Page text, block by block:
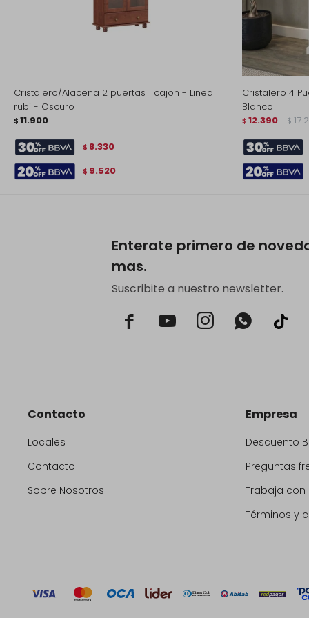
Cristalero/Alacena 2 puertas 1 cajon - Linea
rubi - Oscuro
$ 11.900
$ 8.330
$ 9.520
Cristalero 4
Blanco
$ 12.390 $
Enterate primero de
mas.
Suscribite a nuestro newsletter.
  
Contacto
Locales
Contacto
Sobre Nosotros
Empresa
Descuento
Preguntas
Trabaja
Términos y